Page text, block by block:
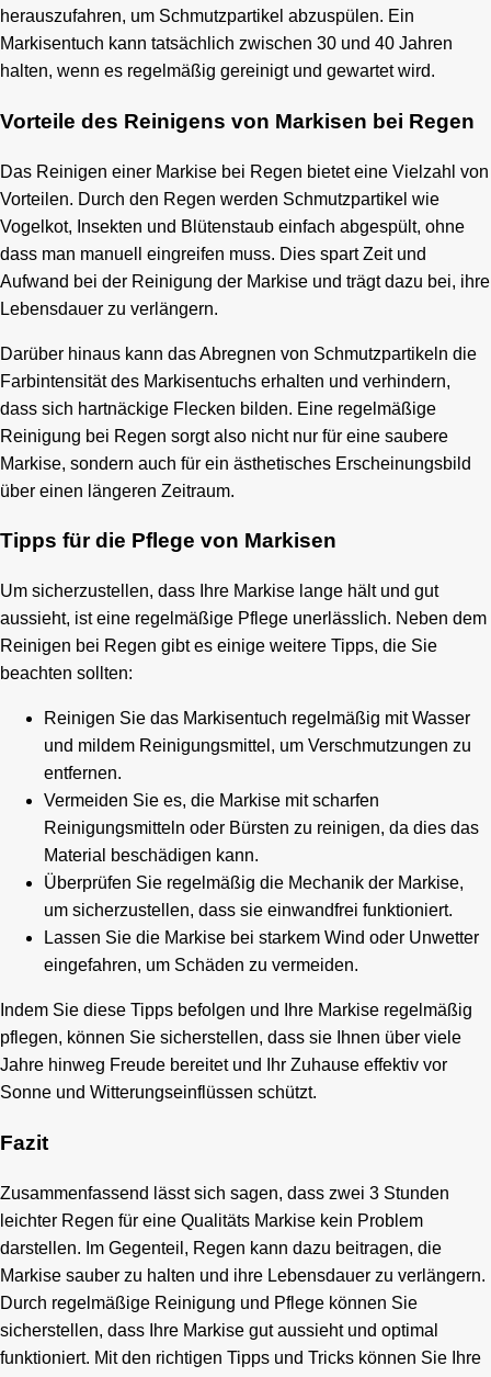
herauszufahren, um Schmutzpartikel abzuspülen. Ein
Markisentuch kann tatsächlich zwischen 30 und 40 Jahren
halten, wenn es regelmäßig gereinigt und gewartet wird.
Vorteile des Reinigens von Markisen bei Regen
Das Reinigen einer Markise bei Regen bietet eine Vielzahl von
Vorteilen. Durch den Regen werden Schmutzpartikel wie
Vogelkot, Insekten und Blütenstaub einfach abgespült, ohne
dass man manuell eingreifen muss. Dies spart Zeit und
Aufwand bei der Reinigung der Markise und trägt dazu bei, ihre
Lebensdauer zu verlängern.
Darüber hinaus kann das Abregnen von Schmutzpartikeln die
Farbintensität des Markisentuchs erhalten und verhindern,
dass sich hartnäckige Flecken bilden. Eine regelmäßige
Reinigung bei Regen sorgt also nicht nur für eine saubere
Markise, sondern auch für ein ästhetisches Erscheinungsbild
über einen längeren Zeitraum.
Tipps für die Pflege von Markisen
Um sicherzustellen, dass Ihre Markise lange hält und gut
aussieht, ist eine regelmäßige Pflege unerlässlich. Neben dem
Reinigen bei Regen gibt es einige weitere Tipps, die Sie
beachten sollten:
Reinigen Sie das Markisentuch regelmäßig mit Wasser
und mildem Reinigungsmittel, um Verschmutzungen zu
entfernen.
Vermeiden Sie es, die Markise mit scharfen
Reinigungsmitteln oder Bürsten zu reinigen, da dies das
Material beschädigen kann.
Überprüfen Sie regelmäßig die Mechanik der Markise,
um sicherzustellen, dass sie einwandfrei funktioniert.
Lassen Sie die Markise bei starkem Wind oder Unwetter
eingefahren, um Schäden zu vermeiden.
Indem Sie diese Tipps befolgen und Ihre Markise regelmäßig
pflegen, können Sie sicherstellen, dass sie Ihnen über viele
Jahre hinweg Freude bereitet und Ihr Zuhause effektiv vor
Sonne und Witterungseinflüssen schützt.
Fazit
Zusammenfassend lässt sich sagen, dass zwei 3 Stunden
leichter Regen für eine Qualitäts Markise kein Problem
darstellen. Im Gegenteil, Regen kann dazu beitragen, die
Markise sauber zu halten und ihre Lebensdauer zu verlängern.
Durch regelmäßige Reinigung und Pflege können Sie
sicherstellen, dass Ihre Markise gut aussieht und optimal
funktioniert. Mit den richtigen Tipps und Tricks können Sie Ihre